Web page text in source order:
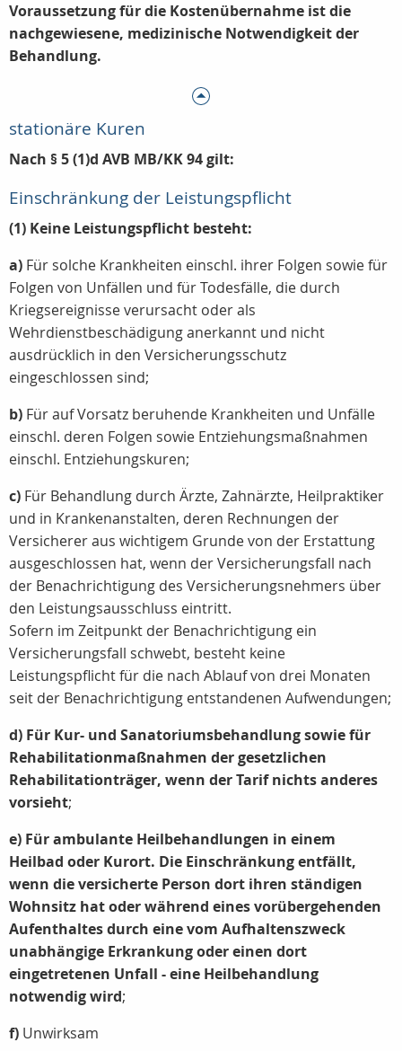
Voraussetzung für die Kostenübernahme ist die
nachgewiesene, medizinische Notwendigkeit der
Behandlung.
stationäre Kuren
Nach § 5 (1)d AVB MB/KK 94 gilt:
Einschränkung der Leistungspflicht
(1) Keine Leistungspflicht besteht:
a) Für solche Krankheiten einschl. ihrer Folgen sowie für
Folgen von Unfällen und für Todesfälle, die durch
Kriegsereignisse verursacht oder als
Wehrdienstbeschädigung anerkannt und nicht
ausdrücklich in den Versicherungsschutz
eingeschlossen sind;
b) Für auf Vorsatz beruhende Krankheiten und Unfälle
einschl. deren Folgen sowie Entziehungsmaßnahmen
einschl. Entziehungskuren;
c) Für Behandlung durch Ärzte, Zahnärzte, Heilpraktiker
und in Krankenanstalten, deren Rechnungen der
Versicherer aus wichtigem Grunde von der Erstattung
ausgeschlossen hat, wenn der Versicherungsfall nach
der Benachrichtigung des Versicherungsnehmers über
den Leistungsausschluss eintritt.
Sofern im Zeitpunkt der Benachrichtigung ein
Versicherungsfall schwebt, besteht keine
Leistungspflicht für die nach Ablauf von drei Monaten
seit der Benachrichtigung entstandenen Aufwendungen;
d) Für Kur- und Sanatoriumsbehandlung sowie für
Rehabilitationmaßnahmen der gesetzlichen
Rehabilitationträger, wenn der Tarif nichts anderes
vorsieht;
e) Für ambulante Heilbehandlungen in einem
Heilbad oder Kurort. Die Einschränkung entfällt,
wenn die versicherte Person dort ihren ständigen
Wohnsitz hat oder während eines vorübergehenden
Aufenthaltes durch eine vom Aufhaltenszweck
unabhängige Erkrankung oder einen dort
eingetretenen Unfall - eine Heilbehandlung
notwendig wird;
f) Unwirksam